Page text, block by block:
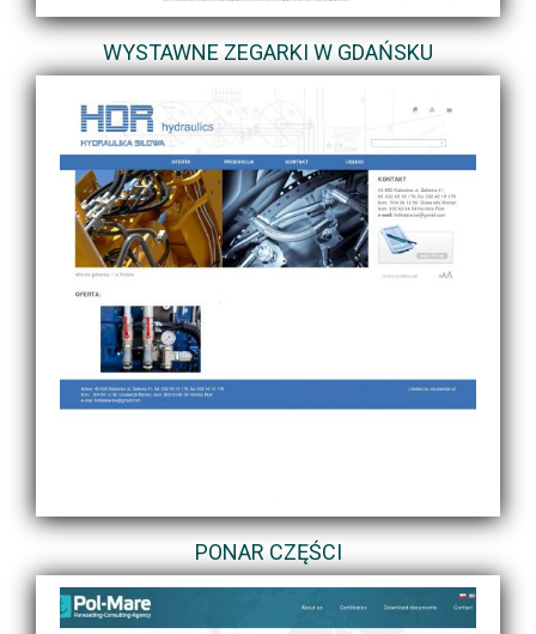
WYSTAWNE ZEGARKI W GDAŃSKU
PONAR CZĘŚCI